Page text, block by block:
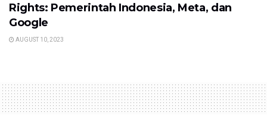
Rights: Pemerintah Indonesia, Meta, dan
Google
AUGUST 10, 2023